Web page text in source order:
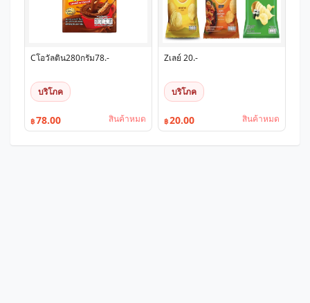
Cโอวัลติน280กรัม78.-
บริโภค
฿78.00 สินค้าหมด
Zเลย์ 20.-
บริโภค
฿20.00 สินค้าหมด